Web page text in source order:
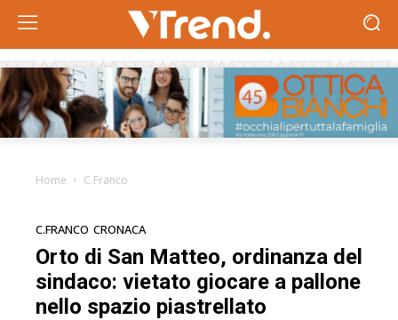
Home C.Franco
C.FRANCO CRONACA
Orto di San Matteo, ordinanza del
sindaco: vietato giocare a pallone
nello spazio piastrellato